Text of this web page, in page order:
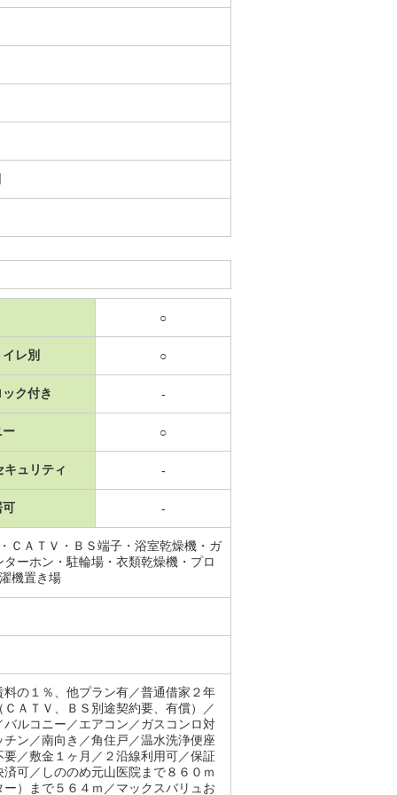
○
レ別 ○
ク付き -
ー ○
キュリティ -
可 -
ＣＡＴＶ・ＢＳ端子・浴室乾燥機・ガ
ーホン・駐輪場・衣類乾燥機・プロ
機置き場
の１％、他プラン有／普通借家２年
ＡＴＶ、ＢＳ別途契約要、有償）／
ルコニー／エアコン／ガスコンロ対
ン／南向き／角住戸／温水洗浄便座
／敷金１ヶ月／２沿線利用可／保証
可／しののめ元山医院まで８６０ｍ
）まで５６４ｍ／マックスバリュお